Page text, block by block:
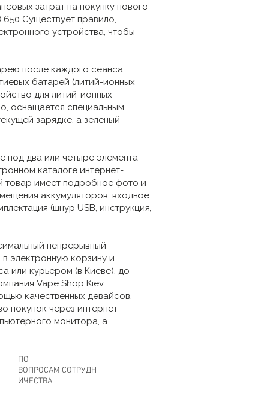
затрат на покупку нового
650 Существует правило,
устройства, чтобы
после каждого сеанса
батарей (литий-ионных
для литий-ионных
оснащается специальным
зарядке, а зеленый
под два или четыре элемента
каталоге интернет-
товар имеет подробное фото и
аккумуляторов; входное
(шнур USB, инструкция,
непрерывный
электронную корзину и
или курьером (в Киеве), до
Vape Shop Kiev
качественных девайсов,
покупок через интернет
монитора, а
ПО
ВОПРОСАМ СОТРУДН
ИЧЕСТВА